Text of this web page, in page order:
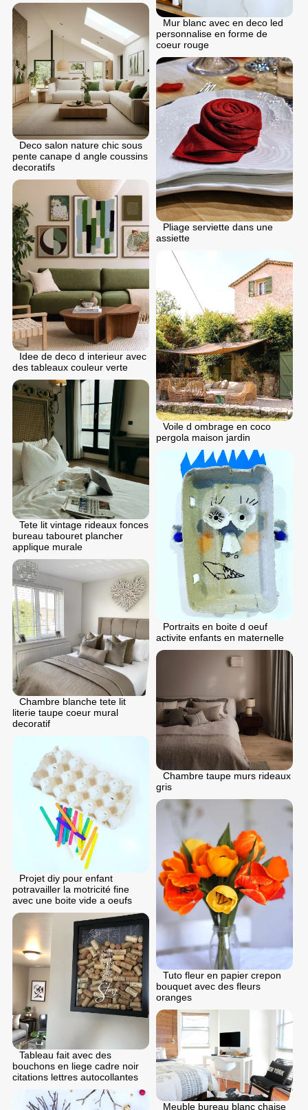
Mur blanc avec en deco led
personnalise en forme de
coeur rouge
Deco salon nature chic sous
pente canape d angle coussins
decoratifs
Pliage serviette dans une
assiette
Idee de deco d interieur avec
des tableaux couleur verte
Voile d ombrage en coco
pergola maison jardin
Tete lit vintage rideaux fonces
bureau tabouret plancher
applique murale
Portraits en boite d oeuf
activite enfants en maternelle
Chambre blanche tete lit
literie taupe coeur mural
decoratif
Chambre taupe murs rideaux
gris
Projet diy pour enfant
potravailler la motricité fine
avec une boite vide a oeufs
Tuto fleur en papier crepon
bouquet avec des fleurs
oranges
Tableau fait avec des
bouchons en liege cadre noir
citations lettres autocollantes
Meuble bureau blanc chaise